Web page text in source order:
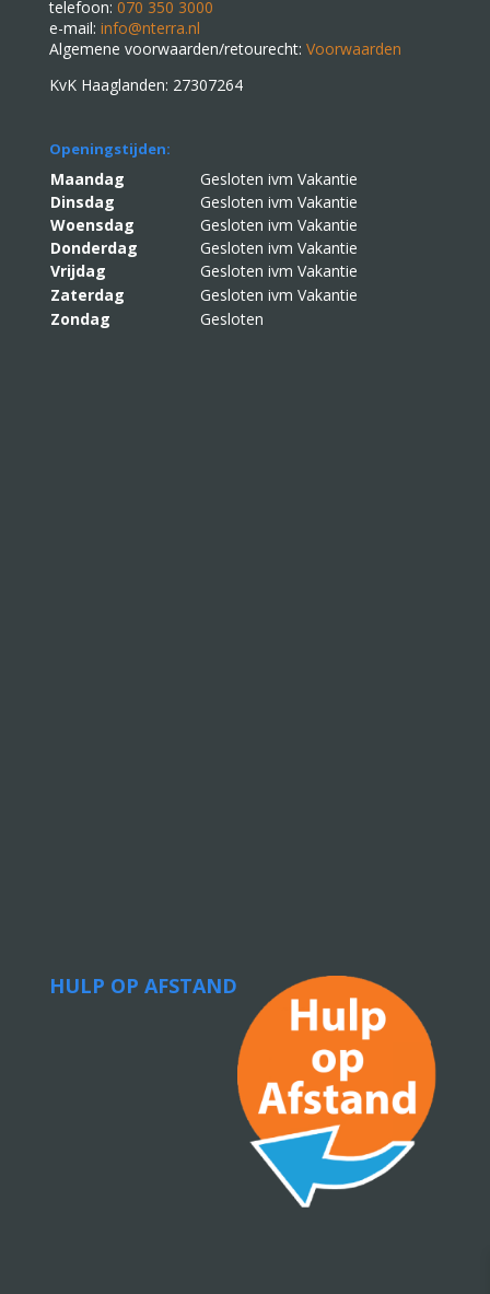
telefoon: 070 350 3000
e-mail: info@nterra.nl
Algemene voorwaarden/retourecht: Voorwaarden
KvK Haaglanden: 27307264
Openingstijden:
Maandag
Gesloten ivm Vakantie
Dinsdag
Gesloten ivm Vakantie
Woensdag
Gesloten ivm Vakantie
Donderdag
Gesloten ivm Vakantie
Vrijdag
Gesloten ivm Vakantie
Zaterdag
Gesloten ivm Vakantie
Zondag
Gesloten
HULP OP AFSTAND